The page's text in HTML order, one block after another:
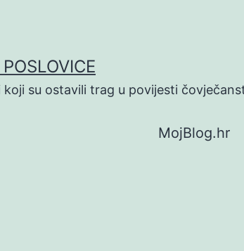
su ostavili trag u povijesti
MojBlog.hr